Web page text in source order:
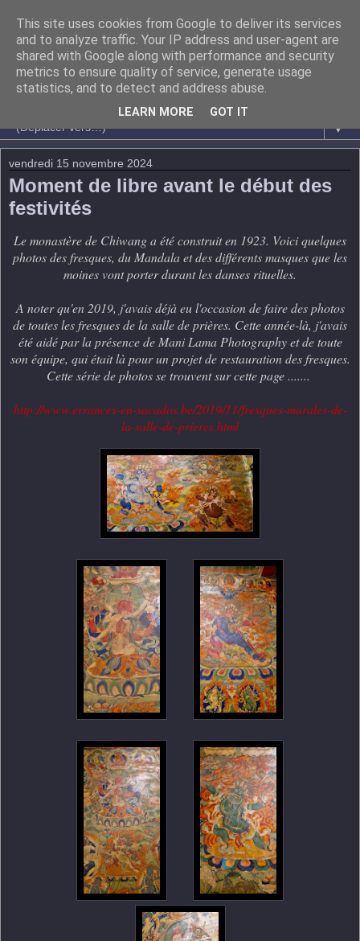
▼
vendredi 15 novembre 2024
Moment de libre avant le début des
festivités
Le monastère de Chiwang a été construit en 1923. Voici quelques
photos des fresques, du Mandala et des différents masques que les
moines vont porter durant les danses rituelles.
A noter qu'en 2019, j'avais déjà eu l'occasion de faire des photos
de toutes les fresques de la salle de prières. Cette année-là, j'avais
été aidé par la présence de Mani Lama Photography et de toute
son équipe, qui était là pour un projet de restauration des fresques.
Cette série de photos se trouvent sur cette page .......
http://www.errances-en-sacados.be/2019/11/fresques-murales-de-
la-salle-de-prieres.html
This site uses cookies from Google to deliver its services
and to analyze traffic. Your IP address and user-agent are
shared with Google along with performance and security
metrics to ensure quality of service, generate usage
statistics, and to detect and address abuse.
LEARN MORE GOT IT